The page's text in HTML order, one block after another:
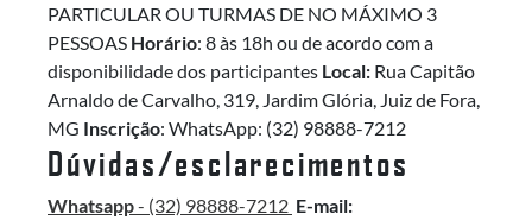
PARTICULAR OU TURMAS DE NO MÁXIMO 3
PESSOAS Horário: 8 às 18h ou de acordo com a
disponibilidade dos participantes Local: Rua Capitão
Arnaldo de Carvalho, 319, Jardim Glória, Juiz de Fora,
MG Inscrição: WhatsApp: (32) 98888-7212
Dúvidas/esclarecimentos
Whatsapp- (32) 98888-7212 E-mail: